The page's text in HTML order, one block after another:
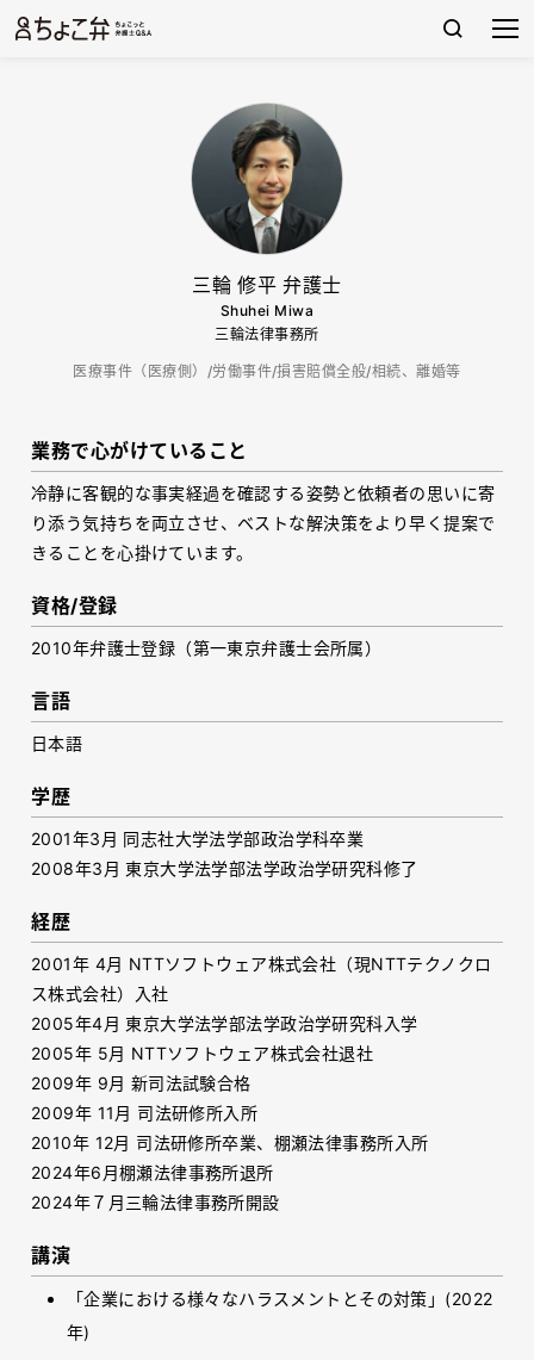
三輪 修平 弁護士
Shuhei Miwa
三輪法律事務所
医療事件（医療側）/労働事件/損害賠償全般/相続、離婚等
業務で心がけていること
冷静に客観的な事実経過を確認する姿勢と依頼者の思いに寄
り添う気持ちを両立させ、ベストな解決策をより早く提案で
きることを心掛けています。
資格/登録
2010年弁護士登録（第一東京弁護士会所属）
言語
日本語
学歴
2001年3 月 同志社大学法学部政治学科卒業
2008年3 月 東京大学法学部法学政治学研究科修了
経歴
2001年 4月 NTTソフトウェア株式会社（現NTTテクノクロ
ス株式会社）入社
2005年4月 東京大学法学部法学政治学研究科入学
2005年 5月 NTTソフトウェア株式会社退社
2009年 9月 新司法試験合格
2009年 11月 司法研修所入所
2010年 12月 司法研修所卒業、棚瀬法律事務所入所
2024年6月棚瀬法律事務所退所
2024年７月三輪法律事務所開設
講演
「企業における様々なハラスメントとその対策」 (2022
年)